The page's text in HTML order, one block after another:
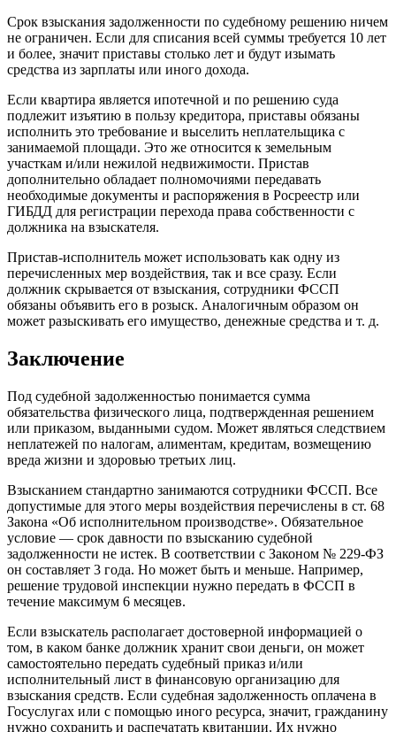
Срок взыскания задолженности по судебному решению ничем
не ограничен. Если для списания всей суммы требуется 10 лет
и более, значит приставы столько лет и будут изымать
средства из зарплаты или иного дохода.
Если квартира является ипотечной и по решению суда
подлежит изъятию в пользу кредитора, приставы обязаны
исполнить это требование и выселить неплательщика с
занимаемой площади. Это же относится к земельным
участкам и/или нежилой недвижимости. Пристав
дополнительно обладает полномочиями передавать
необходимые документы и распоряжения в Росреестр или
ГИБДД для регистрации перехода права собственности с
должника на взыскателя.
Пристав-исполнитель может использовать как одну из
перечисленных мер воздействия, так и все сразу. Если
должник скрывается от взыскания, сотрудники ФССП
обязаны объявить его в розыск. Аналогичным образом он
может разыскивать его имущество, денежные средства и т. д.
Заключение
Под судебной задолженностью понимается сумма
обязательства физического лица, подтвержденная решением
или приказом, выданными судом. Может являться следствием
неплатежей по налогам, алиментам, кредитам, возмещению
вреда жизни и здоровью третьих лиц.
Взысканием стандартно занимаются сотрудники ФССП. Все
допустимые для этого меры воздействия перечислены в ст. 68
Закона «Об исполнительном производстве». Обязательное
условие — срок давности по взысканию судебной
задолженности не истек. В соответствии с Законом № 229-ФЗ
он составляет 3 года. Но может быть и меньше. Например,
решение трудовой инспекции нужно передать в ФССП в
течение максимум 6 месяцев.
Если взыскатель располагает достоверной информацией о
том, в каком банке должник хранит свои деньги, он может
самостоятельно передать судебный приказ и/или
исполнительный лист в финансовую организацию для
взыскания средств. Если судебная задолженность оплачена в
Госуслугах или с помощью иного ресурса, значит, гражданину
нужно сохранить и распечатать квитанции. Их нужно